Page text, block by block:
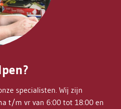
specialisten. Wij zijn
t/m vr van 6:00 tot 18:00 en